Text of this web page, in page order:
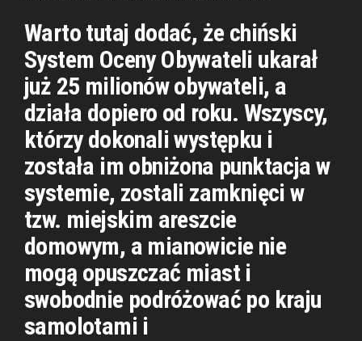
Warto tutaj dodać, że chiński
System Oceny Obywateli ukarał
już 25 milionów obywateli, a
działa dopiero od roku. Wszyscy,
którzy dokonali występku i
została im obniżona punktacja w
systemie, zostali zamknięci w
tzw. miejskim areszcie
domowym, a mianowicie nie
mogą opuszczać miast i
swobodnie podróżować po kraju
samolotami i